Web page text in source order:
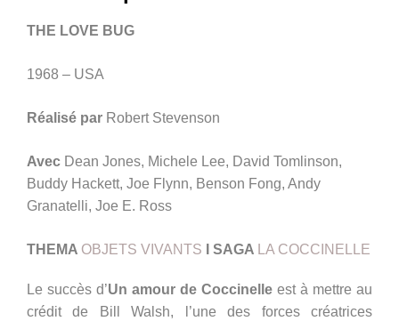
THE LOVE BUG
1968 – USA
Réalisé par Robert Stevenson
Avec Dean Jones, Michele Lee, David Tomlinson,
Buddy Hackett, Joe Flynn, Benson Fong, Andy
Granatelli, Joe E. Ross
THEMA OBJETS VIVANTS I SAGA LA COCCINELLE
Le succès d’Un amour de Coccinelle est à mettre au
crédit de Bill Walsh, l’une des forces créatrices